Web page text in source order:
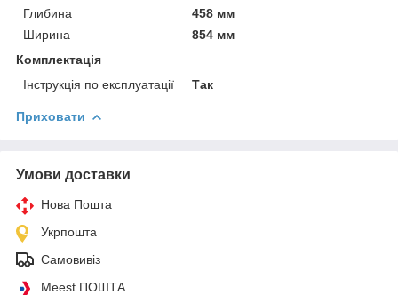
Глибина
458 мм
Ширина
854 мм
Комплектація
Інструкція по експлуатації
Так
Приховати
Умови доставки
Нова Пошта
Укрпошта
Самовивіз
Meest ПОШТА